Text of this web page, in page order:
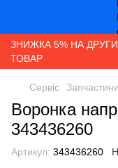
ЗНИЖКА 5% НА
ТОВАР
Сервіс
Воронка
343436260
Артикул: 343436260